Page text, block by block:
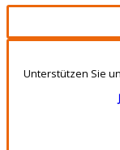
Unterstützen Sie